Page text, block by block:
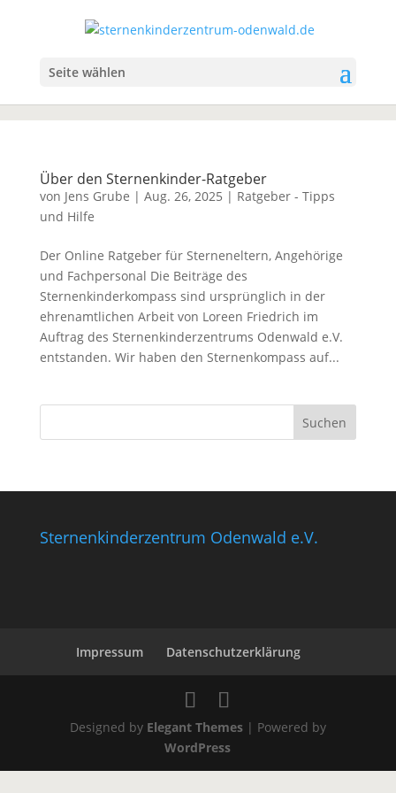
Seite wählen
Über den Sternenkinder-Ratgeber
von Jens Grube | Aug. 26, 2025 | Ratgeber - Tipps
und Hilfe
Der Online Ratgeber für Sterneneltern, Angehörige
und Fachpersonal Die Beiträge des
Sternenkinderkompass sind ursprünglich in der
ehrenamtlichen Arbeit von Loreen Friedrich im
Auftrag des Sternenkinderzentrums Odenwald e.V.
entstanden. Wir haben den Sternenkompass auf...
Sternenkinderzentrum Odenwald e.V.
Impressum Datenschutzerklärung
Designed by Elegant Themes| Powered by
WordPress